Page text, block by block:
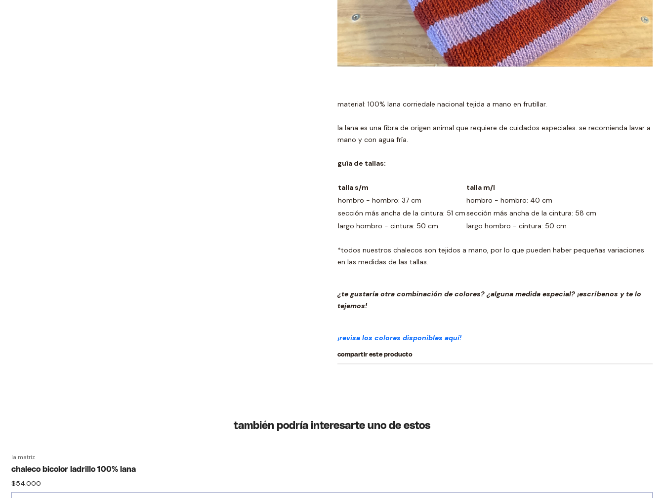
material: 100% lana corriedale nacional tejida a mano en frutillar.
la lana es una fibra de origen animal que requiere de cuidados especiales. se recomienda lavar a
mano y con agua fría.
guía de tallas:
talla s/m
talla m/l
hombro - hombro: 37 cm
hombro - hombro: 40 cm
sección más ancha de la cintura: 51 cmsección más ancha de la cintura: 58 cm
largo hombro - cintura: 50 cm
largo hombro - cintura: 50 cm
*todos nuestros chalecos son tejidos a mano, por lo que pueden haber pequeñas variaciones
en las medidas de las tallas.
¿te gustaría otra combinación de colores? ¿alguna medida especial? ¡escríbenos y te lo
tejemos!
¡revisa los colores disponibles aquí!
compartir este producto
también podría interesarte uno de estos
la matriz
chaleco bicolor ladrillo 100% lana
$54.000